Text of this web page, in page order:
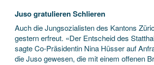
Juso gratulieren Schlieren
Auch die Jungsozialisten des Kantons
gestern erfreut. «Der Entscheid des
sagte Co-Präsidentin Nina Hüsser auf
die Juso gewesen, die mit einem offenen